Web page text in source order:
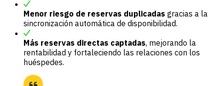
Menor riesgo de reservas duplicadas gracias a la
sincronización automática de disponibilidad.
Más reservas directas captadas, mejorando la
rentabilidad y fortaleciendo las relaciones con los
huéspedes.